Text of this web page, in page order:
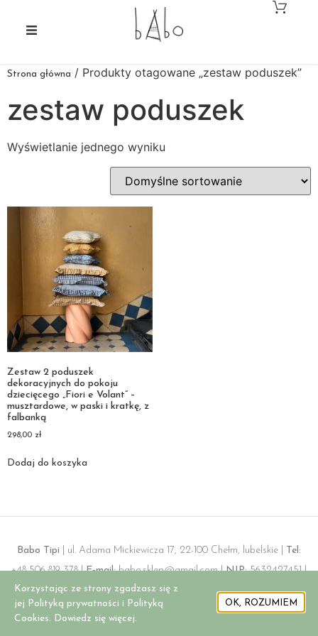
Strona główna / Produkty otagowane „zestaw poduszek”
zestaw poduszek
Wyświetlanie jednego wyniku
Zestaw 2 poduszek
dekoracyjnych do pokoju
dziecięcego „Fiori e Volant” –
musztardowe, w paski i kratkę, z
falbanką
298,00 zł
Dodaj do koszyka
Babo Tipi | ul. Adama Mickiewicza 17, 22-100 Chełm, lubelskie |
Tel:
+48 506 819 378 |E-mail:babo.sklep@gmail.com |NIP:5632427451 |
REGON:362256012
Korzystając ze strony zgadzasz się z
jej Polityką prywatności i Polityką
Cookies. Dowiedz się więcej.
OK, ROZUMIEM